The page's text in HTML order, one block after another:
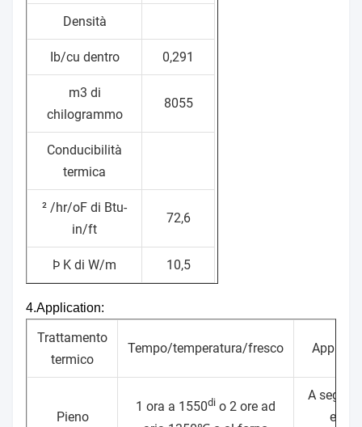
Densità
Ib/cu dentro 0,291
m3 di
chilogrammo
8055
Conducibilità
termica
² /hr/oF di Btu-
in/ft
72,6
Þ K di W/m 10,5
4.Application:
Trattamento
termico
Tempo/temperatura/fresco
Pieno
1 ora a 1550di o 2 ore ad
A